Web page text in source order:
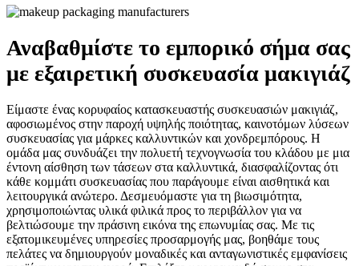
Αναβαθμίστε το εμπορικό σήμα σας
με εξαιρετική συσκευασία μακιγιάζ
Είμαστε ένας κορυφαίος κατασκευαστής συσκευασιών μακιγιάζ,
αφοσιωμένος στην παροχή υψηλής ποιότητας, καινοτόμων λύσεων
συσκευασίας για μάρκες καλλυντικών και χονδρεμπόρους. Η
ομάδα μας συνδυάζει την πολυετή τεχνογνωσία του κλάδου με μια
έντονη αίσθηση των τάσεων στα καλλυντικά, διασφαλίζοντας ότι
κάθε κομμάτι συσκευασίας που παράγουμε είναι αισθητικά και
λειτουργικά ανώτερο. Δεσμευόμαστε για τη βιωσιμότητα,
χρησιμοποιώντας υλικά φιλικά προς το περιβάλλον για να
βελτιώσουμε την πράσινη εικόνα της επωνυμίας σας. Με τις
εξατομικευμένες υπηρεσίες προσαρμογής μας, βοηθάμε τους
πελάτες να δημιουργούν μοναδικές και ανταγωνιστικές εμφανίσεις